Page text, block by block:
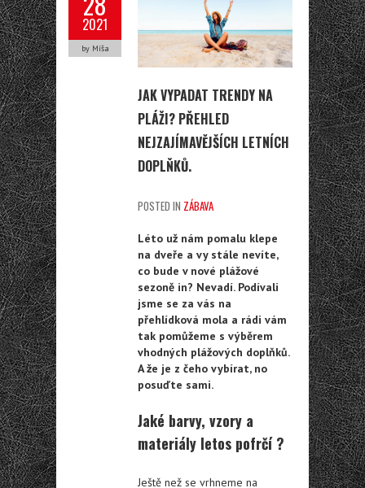
2021
by Míša
JAK VYPADAT TRENDY NA
PLÁŽI? PŘEHLED
NEJZAJÍMAVĚJŠÍCH LETNÍCH
DOPLŇKŮ.
POSTED IN ZÁBAVA
Léto už nám pomalu klepe
na dveře a vy stále nevíte,
co bude v nové plážové
sezoně in? Nevadí. Podívali
jsme se za vás na
přehlídková mola a rádi vám
tak pomůžeme s výběrem
vhodných plážových doplňků.
A že je z čeho vybírat, no
posuďte sami.
Jaké barvy, vzory a
materiály letos pofrčí ?
Ještě než se vrhneme na